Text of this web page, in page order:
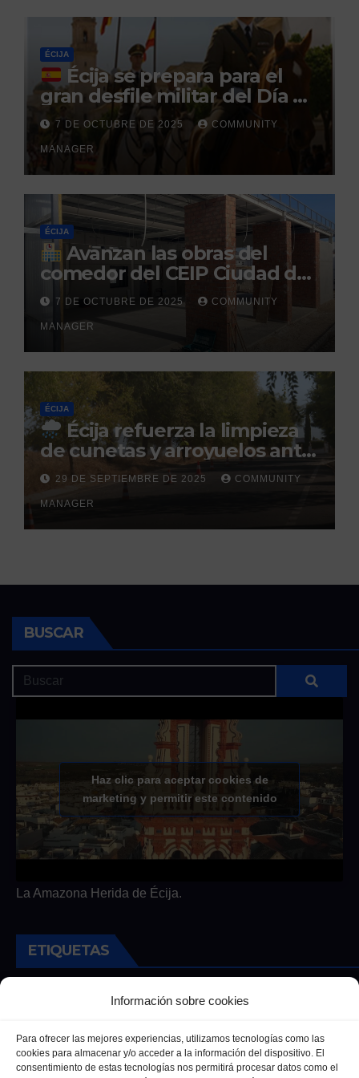
Información sobre cookies
Para ofrecer las mejores experiencias, utilizamos tecnologías como las
cookies para almacenar y/o acceder a la información del dispositivo. El
consentimiento de estas tecnologías nos permitirá procesar datos como el
penitenciario
ÉCIJA
Écija se prepara para el
gran desfile militar del Día de
la Hispanidad organizado por
el Centro Militar de Cría
Caballar
7 DE OCTUBRE DE 2025 COMMUNITY
MANAGER
ÉCIJA
Avanzan las obras del
comedor del CEIP Ciudad del
Sol: su finalización está
prevista para finales de 2025
7 DE OCTUBRE DE 2025 COMMUNITY
MANAGER
ÉCIJA
Écija refuerza la limpieza
de cunetas y arroyuelos ante
la llegada de las lluvias
otoñales
29 DE SEPTIEMBRE DE 2025 COMMUNITY
MANAGER
BUSCAR
Haz clic para aceptar cookies de
marketing y permitir este contenido
La Amazona Herida de Écija.
ETIQUETAS
Andalucía Cultura Deportes